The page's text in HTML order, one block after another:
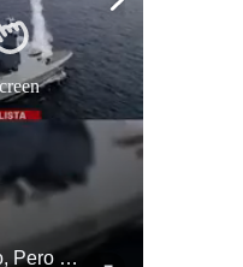
“Irán Está Colapsado, Pero EE.UU. Parece Desesperado” | #radar24